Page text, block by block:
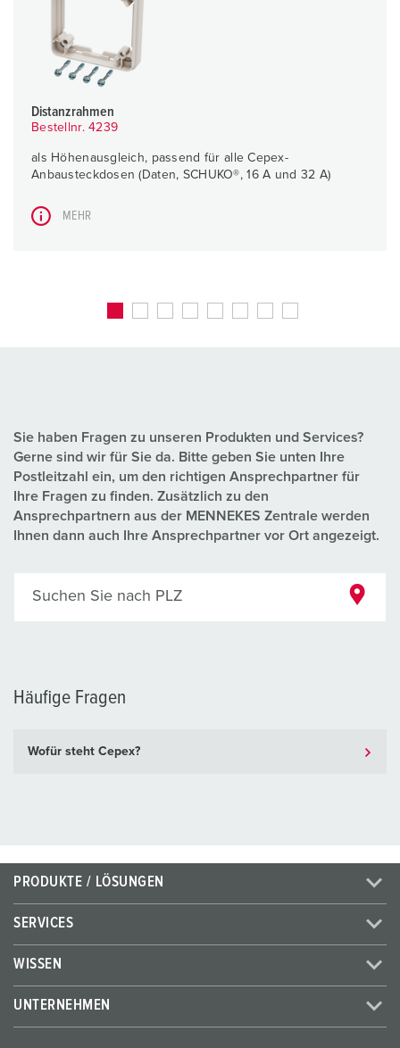
Distanzrahmen
Bestellnr. 4239
als Höhenausgleich, passend für alle Cepex-
Anbausteckdosen (Daten, SCHUKO®, 16 A und 32 A)
MEHR
Sie haben Fragen zu unseren Produkten und Services?
Gerne sind wir für Sie da. Bitte geben Sie unten Ihre
Postleitzahl ein, um den richtigen Ansprechpartner für
Ihre Fragen zu finden. Zusätzlich zu den
Ansprechpartnern aus der MENNEKES Zentrale werden
Ihnen dann auch Ihre Ansprechpartner vor Ort angezeigt.
Suchen Sie nach PLZ
Häufige Fragen
Wofür steht Cepex?
PRODUKTE / LÖSUNGEN
SERVICES
WISSEN
UNTERNEHMEN